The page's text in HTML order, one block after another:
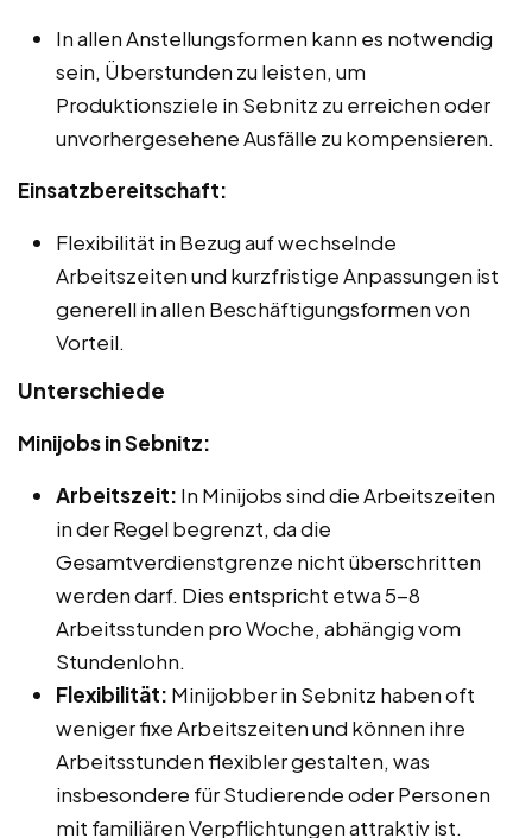
In allen Anstellungsformen kann es notwendig
sein, Überstunden zu leisten, um
Produktionsziele in Sebnitz zu erreichen oder
unvorhergesehene Ausfälle zu kompensieren.
Einsatzbereitschaft:
Flexibilität in Bezug auf wechselnde
Arbeitszeiten und kurzfristige Anpassungen ist
generell in allen Beschäftigungsformen von
Vorteil.
Unterschiede
Minijobs in Sebnitz:
Arbeitszeit: In Minijobs sind die Arbeitszeiten
in der Regel begrenzt, da die
Gesamtverdienstgrenze nicht überschritten
werden darf. Dies entspricht etwa 5-8
Arbeitsstunden pro Woche, abhängig vom
Stundenlohn.
Flexibilität: Minijobber in Sebnitz haben oft
weniger fixe Arbeitszeiten und können ihre
Arbeitsstunden flexibler gestalten, was
insbesondere für Studierende oder Personen
mit familiären Verpflichtungen attraktiv ist.